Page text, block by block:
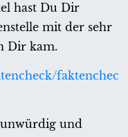
hast Du Dir
mit der sehr
Dir kam.
faktenchec
unwürdig und